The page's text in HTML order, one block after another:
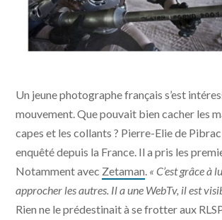
Un jeune photographe français s’est
mouvement. Que pouvait bien cacher les
capes et les collants ? Pierre-Elie de Pibrac
enquêté depuis la France. Il a pris les
Notamment avec Zetaman « C’est grâce à
approcher les autres. Il a une WebTv, il est
Rien ne le prédestinait à se frotter aux